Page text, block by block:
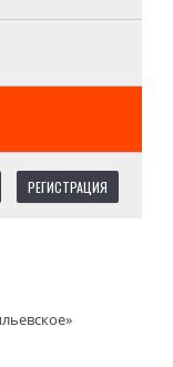
РЕГИСТРАЦИЯ